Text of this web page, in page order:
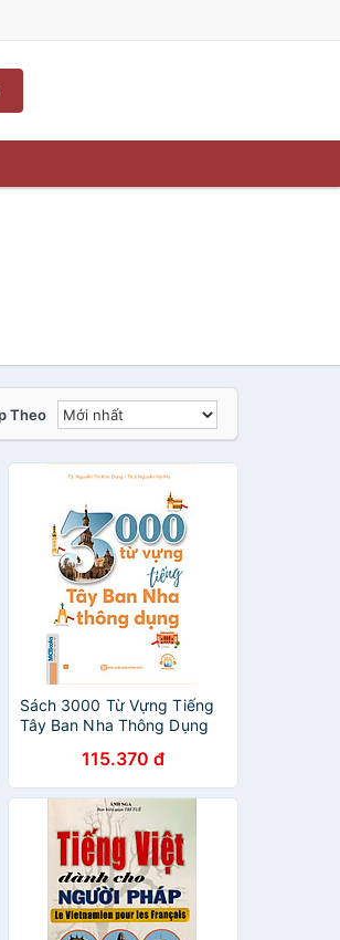
Theo
Sách 3000 Từ Vựng Tiếng
Tây Ban Nha Thông Dụng
115.370 đ